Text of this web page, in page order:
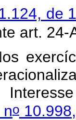
de
art.
no